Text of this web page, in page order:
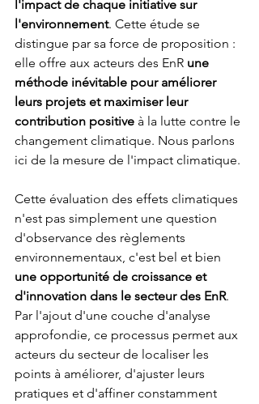
l'impact de chaque initiative sur
l'environnement. Cette étude se
distingue par sa force de proposition :
elle offre aux acteurs des EnR une
méthode inévitable pour améliorer
leurs projets et maximiser leur
contribution positive à la lutte contre le
changement climatique. Nous parlons
ici de la mesure de l'impact climatique.
Cette évaluation des effets climatiques
n'est pas simplement une question
d'observance des règlements
environnementaux, c'est bel et bien
une opportunité de croissance et
d'innovation dans le secteur des EnR.
Par l'ajout d'une couche d'analyse
approfondie, ce processus permet aux
acteurs du secteur de localiser les
points à améliorer, d'ajuster leurs
pratiques et d'affiner constamment